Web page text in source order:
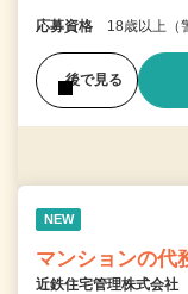
応募資格 18歳以上（
後で見る
NEW
マンションの代
近鉄住宅管理株式会